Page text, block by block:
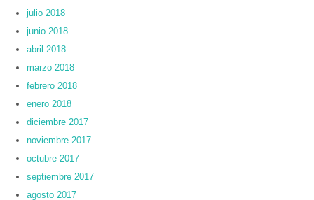
julio 2018
junio 2018
abril 2018
marzo 2018
febrero 2018
enero 2018
diciembre 2017
noviembre 2017
octubre 2017
septiembre 2017
agosto 2017